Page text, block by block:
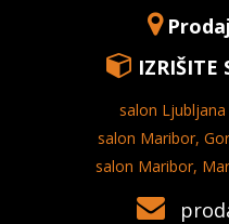
IZRIŠITE
salon Ljubljana
salon Maribor,
salon Maribor,